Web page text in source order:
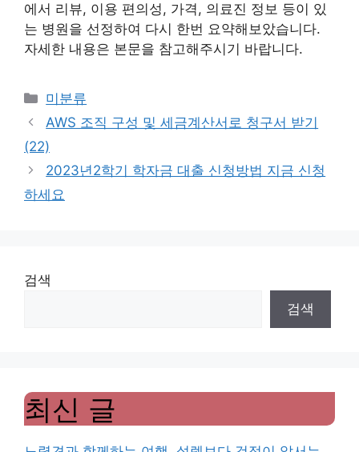
에서 리뷰, 이용 편의성, 가격, 의료진 정보 등이 있
는 병원을 선정하여 다시 한번 요약해보았습니다.
자세한 내용은 본문을 참고해주시기 바랍니다.
Categories
미분류
AWS 조직 구성 및 세금계산서로 청구서 받기
(22)
2023년2학기 학자금 대출 신청방법 지금 신청
하세요
검색
검색
최신 글